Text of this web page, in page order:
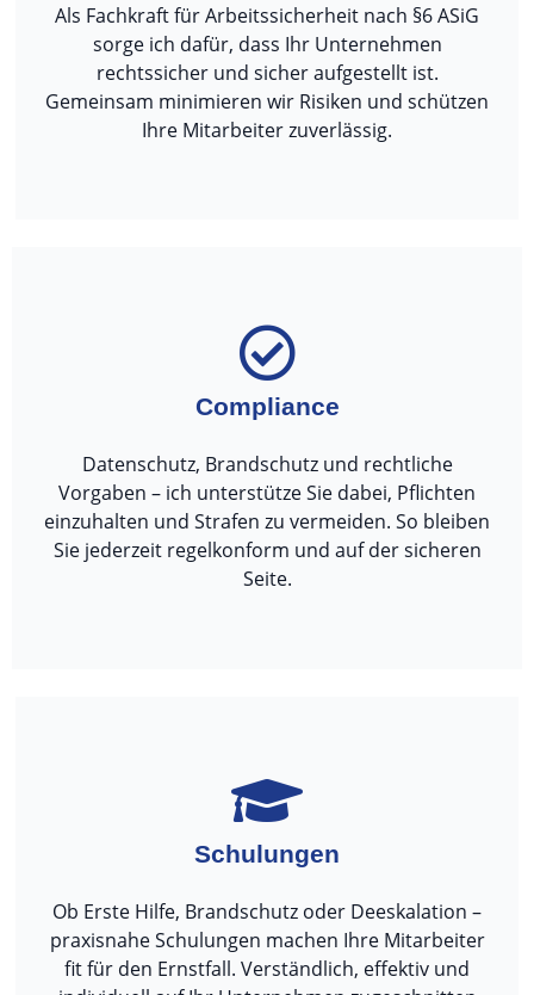
Als Fachkraft für Arbeitssicherheit nach §6 ASiG
sorge ich dafür, dass Ihr Unternehmen
rechtssicher und sicher aufgestellt ist.
Gemeinsam minimieren wir Risiken und schützen
Ihre Mitarbeiter zuverlässig.
Compliance
Datenschutz, Brandschutz und rechtliche
Vorgaben – ich unterstütze Sie dabei, Pflichten
einzuhalten und Strafen zu vermeiden. So bleiben
Sie jederzeit regelkonform und auf der sicheren
Seite.
Schulungen
Ob Erste Hilfe, Brandschutz oder Deeskalation –
praxisnahe Schulungen machen Ihre Mitarbeiter
fit für den Ernstfall. Verständlich, effektiv und